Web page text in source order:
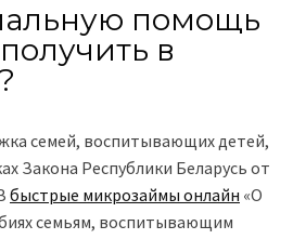
помощь
в
семей, воспитывающих детей,
Закона Республики Беларусь от
быстрые микрозаймы онлайн «О
семьям, воспитывающим